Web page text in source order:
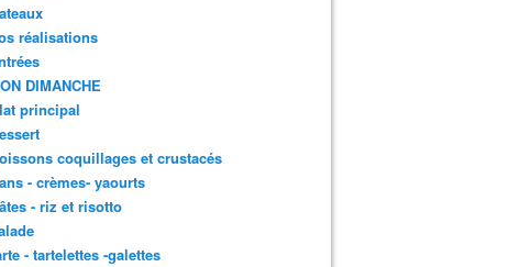
réalisations
DIMANCHE
principal
coquillages et crustacés
- crèmes- yaourts
- riz et risotto
- tartelettes -galettes